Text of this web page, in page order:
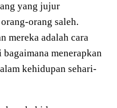
yang jujur
orang saleh.
mereka adalah cara
menerapkan
kehidupan sehari-